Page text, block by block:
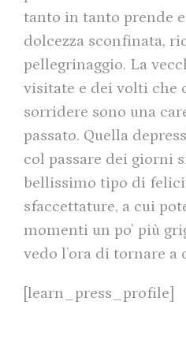
tanto in tanto prende
dolcezza sconfinata,
pellegrinaggio. La
visitate e dei volti che
sorridere sono una
passato. Quella
col passare dei giorni
bellissimo tipo di
sfaccettature, a cui
momenti un po’ più
vedo l’ora di tornare a
[learn_press_profile]